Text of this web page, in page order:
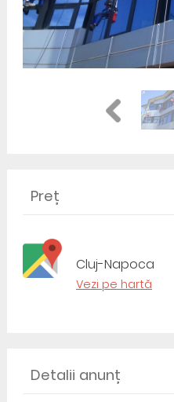
Preț
Cluj-Napoca
Vezi pe hartă
Detalii anunț